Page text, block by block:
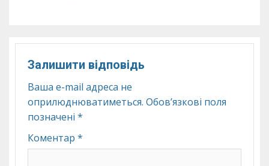
Залишити відповідь
Ваша e-mail адреса не
оприлюднюватиметься. Обов’язкові поля
позначені *
Коментар *